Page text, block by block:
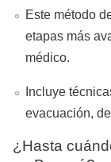
Este método
etapas más
médico.
Incluye
evacuación,
¿Hasta